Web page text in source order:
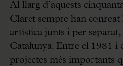
Al llarg d’aquests
Claret sempre han conreat
artística junts i per
Catalunya. Entre el 1981 i
projectes més importants